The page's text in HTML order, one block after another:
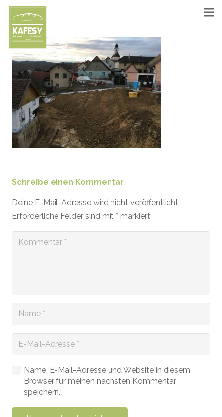
Schreibe einen Kommentar
Deine E-Mail-Adresse wird nicht veröffentlicht.
Erforderliche Felder sind mit * markiert
Name, E-Mail-Adresse und Website in diesem
Browser für meinen nächsten Kommentar
speichern.